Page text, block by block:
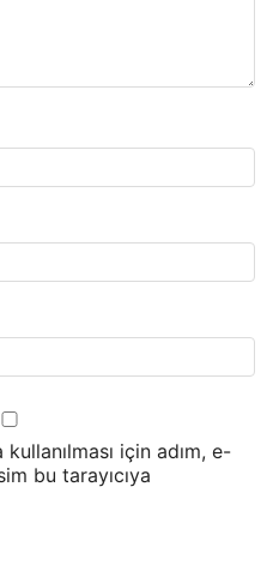
için adım, e-
bu tarayıcıya